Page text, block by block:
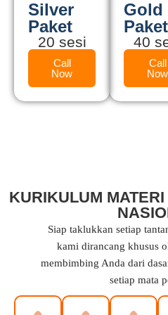
Silver
Paket
20 sesi
Call
Now
Gold
Paket
40
Call
Now
KURIKULUM
Siap taklukkan setiap
kami dirancang khusus
membimbing Anda dari
setiap mata